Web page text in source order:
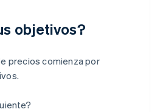
objetivos?
precios comienza por